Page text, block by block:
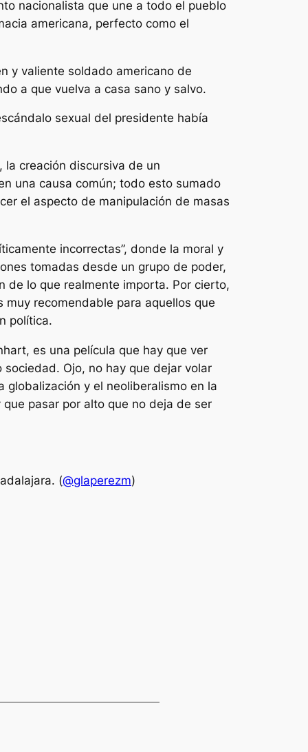
nacionalista que une a todo el pueblo
americana, perfecto como el
y valiente soldado americano de
a que vuelva a casa sano y salvo.
sexual del presidente había
la creación discursiva de un
una causa común; todo esto sumado
el aspecto de manipulación de masas
incorrectas”, donde la moral y
tomadas desde un grupo de poder,
de lo que realmente importa. Por cierto,
recomendable para aquellos que
política.
es una película que hay que ver
Ojo, no hay que dejar volar
globalización y el neoliberalismo en la
pasar por alto que no deja de ser
(@glaperezm)